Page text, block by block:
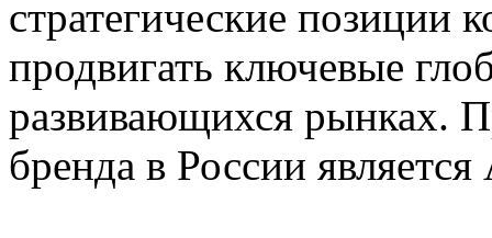
стратегические позиции
продвигать ключевые
развивающихся рынках.
бренда в России